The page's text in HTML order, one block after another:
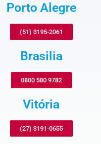
Porto Alegre
(51) 3195-2061
Brasilia
0800 580 9782
Vitória
(27) 3191-0655